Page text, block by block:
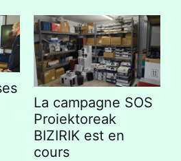
La campagne SOS
Proiektoreak
BIZIRIK est en
cours